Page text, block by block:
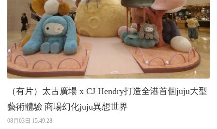
（有片）太古廣場 x CJ Hendry打造全港首個juju大型
藝術體驗 商場幻化juju異想世界
08月03日 15:49:28